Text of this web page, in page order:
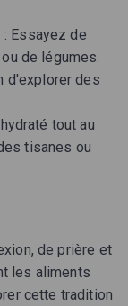
: Essayez de
de légumes.
d'explorer des
tout au
tisanes ou
de prière et
les aliments
cette tradition